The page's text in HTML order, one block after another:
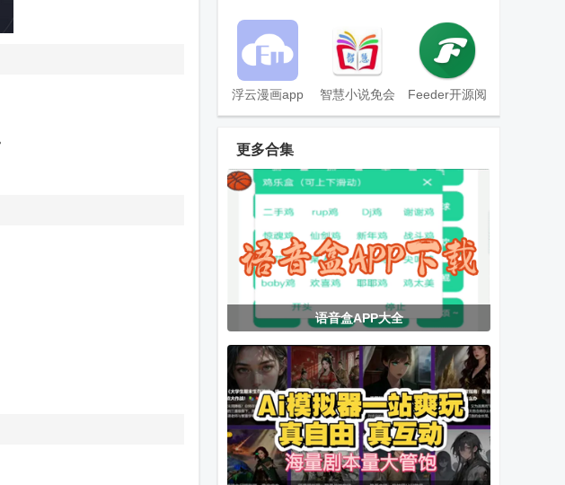
Pro静读天下
专业版
浮云漫画app
安卓版
智慧小说免会
员版
Feeder开源阅
读器
奇迹书屋app
最新版
picACG哔咔漫
轻墨app安卓
版
美之图app最
新版
外短剧
大吉电视TV版
大咖素质训练
营
PC Simulator
手机汉化版
新端木视频
更多合集
语音盒APP大全